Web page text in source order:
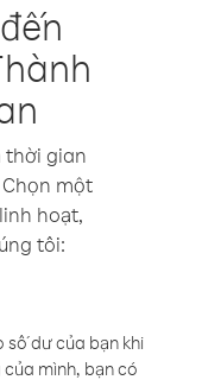
thời gian
một
hoạt,
tôi:
dư của bạn khi
mình, bạn có